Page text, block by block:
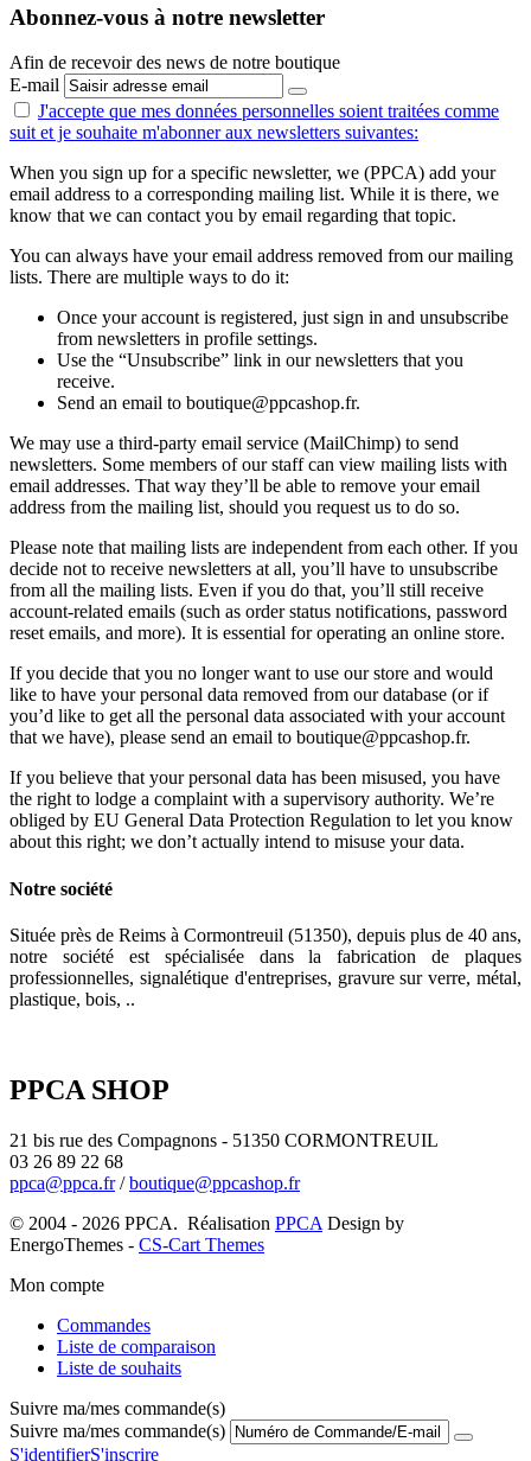
Abonnez-vous à notre newsletter
Afin de recevoir des news de notre boutique
E-mail
J'accepte que mes données personnelles soient traitées comme
suitet je souhaite m'abonner aux newsletters suivantes:
When you sign up for a specific newsletter, we (PPCA) add your
email address to a corresponding mailing list. While it is there, we
know that we can contact you by email regarding that topic.
You can always have your email address removed from our mailing
lists. There are multiple ways to do it:
Once your account is registered, just sign in and unsubscribe
from newsletters in profile settings.
Use the “Unsubscribe” link in our newsletters that you
receive.
Send an email to boutique@ppcashop.fr.
We may use a third-party email service (MailChimp) to send
newsletters. Some members of our staff can view mailing lists with
email addresses. That way they’ll be able to remove your email
address from the mailing list, should you request us to do so.
Please note that mailing lists are independent from each other. If you
decide not to receive newsletters at all, you’ll have to unsubscribe
from all the mailing lists. Even if you do that, you’ll still receive
account-related emails (such as order status notifications, password
reset emails, and more). It is essential for operating an online store.
If you decide that you no longer want to use our store and would
like to have your personal data removed from our database (or if
you’d like to get all the personal data associated with your account
that we have), please send an email to boutique@ppcashop.fr.
If you believe that your personal data has been misused, you have
the right to lodge a complaint with a supervisory authority. We’re
obliged by EU General Data Protection Regulation to let you know
about this right; we don’t actually intend to misuse your data.
Notre société
Située près de Reims à Cormontreuil (51350), depuis plus de 40 ans,
notre société est spécialisée dans la fabrication de plaques
professionnelles, signalétique d'entreprises, gravure sur verre, métal,
plastique, bois, ..
PPCA SHOP
21 bis rue des Compagnons - 51350 CORMONTREUIL
03 26 89 22 68
ppca@ppca.fr/boutique@ppcashop.fr
© 2004 - 2026 PPCA. Réalisation PPCA Design by
EnergoThemes - CS-Cart Themes
Mon compte
Commandes
Liste de comparaison
Liste de souhaits
Suivre ma/mes commande(s)
Suivre ma/mes commande(s)
S'identifierS'inscrire